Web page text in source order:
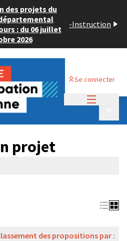
des projets du
: du 06 juillet
2026
-Instruction
Se connecter
2024
projet
des propositions par :